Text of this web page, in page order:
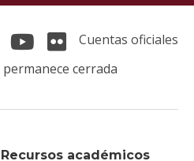
Recursos académicos
Cuentas oficiales
cerrada